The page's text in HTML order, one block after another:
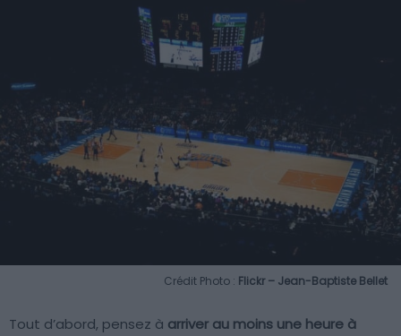
Crédit Photo : Flickr – Jean-Baptiste Bellet
Tout d’abord, pensez à arriver au moins une heure à